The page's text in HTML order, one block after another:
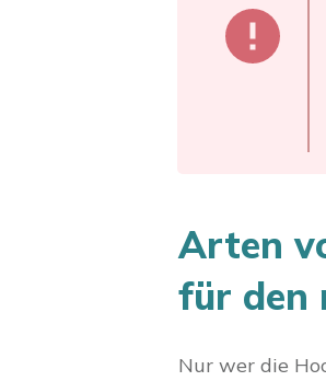
Arten
für den
Nur wer die